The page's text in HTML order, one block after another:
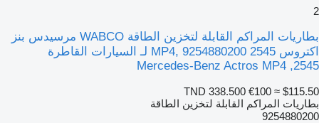
2
بطاريات المراكم القابلة لتخزين الطاقة WABCO مرسيدس بنز
اكتروس 2545 MP4, 9254880200 لـ السيارات القاطرة
Mercedes-Benz Actros MP4 ,2545
TND 338.500 €100 ≈ $115.50
بطاريات المراكم القابلة لتخزين الطاقة
9254880200